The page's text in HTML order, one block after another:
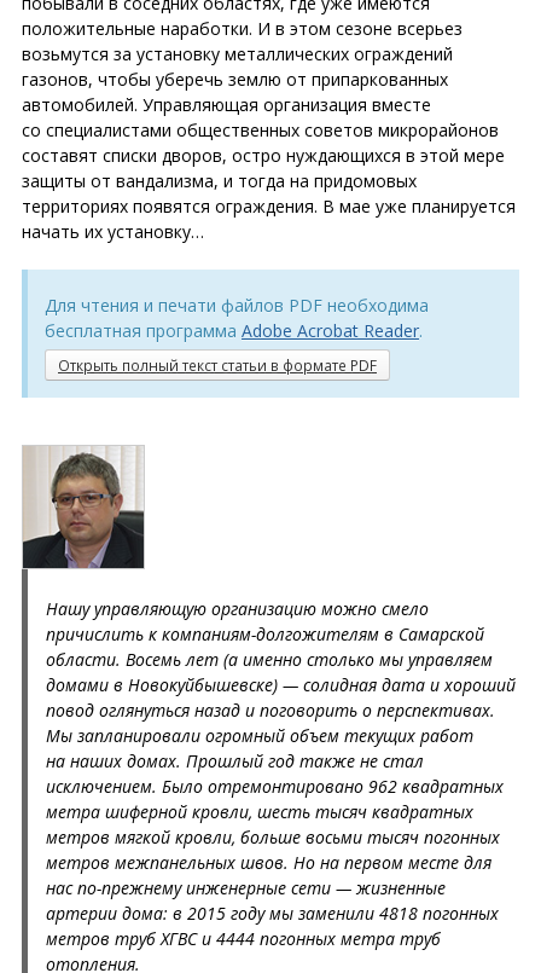
положительные наработки. И в этом сезоне всерьез
возьмутся за установку металлических ограждений
газонов, чтобы уберечь землю от припаркованных
автомобилей. Управляющая организация вместе
со специалистами общественных советов микрорайонов
составят списки дворов, остро нуждающихся в этой мере
защиты от вандализма, и тогда на придомовых
территориях появятся ограждения. В мае уже планируется
начать их установку…
Для чтения и печати файлов PDF необходима
бесплатная программа Adobe Acrobat Reader.
Открыть полный текст статьи в формате PDF
Нашу управляющую организацию можно смело
причислить к компаниям-долгожителям в Самарской
области. Восемь лет (а именно столько мы управляем
домами в Новокуйбышевске) — солидная дата и хороший
повод оглянуться назад и поговорить о перспективах.
Мы запланировали огромный объем текущих работ
на наших домах. Прошлый год также не стал
исключением. Было отремонтировано 962 квадратных
метра шиферной кровли, шесть тысяч квадратных
метров мягкой кровли, больше восьми тысяч погонных
метров межпанельных швов. Но на первом месте для
нас по-прежнему инженерные сети — жизненные
артерии дома: в 2015 году мы заменили 4818 погонных
метров труб ХГВС и 4444 погонных метра труб
отопления.